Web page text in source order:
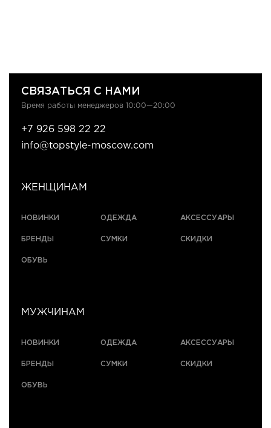
ЖЕНЩИНАМ
НОВИНКИ
БРЕНДЫ
ОБУВЬ
ОДЕЖДА
СУМКИ
АКСЕССУАРЫ
СКИДКИ
МУЖЧИНАМ
НОВИНКИ
БРЕНДЫ
ОБУВЬ
ОДЕЖДА
СУМКИ
АКСЕССУАРЫ
СКИДКИ
СВЯЗАТЬСЯ С НАМИ
Время работы менеджеров 10:00—20:00
+7 926 598 22 22
info@topstyle-moscow.com